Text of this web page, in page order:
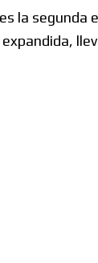
es la segunda